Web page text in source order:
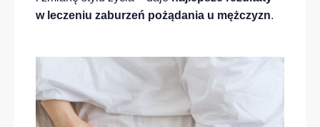
w leczeniu zaburzeń pożądania u mężczyzn.